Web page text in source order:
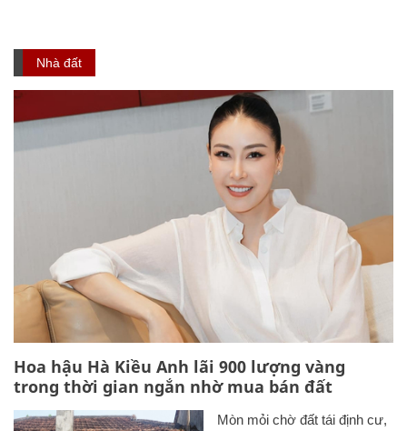
Nhà đất
Hoa hậu Hà Kiều Anh lãi 900 lượng vàng
trong thời gian ngắn nhờ mua bán đất
Mòn mỏi chờ đất tái định cư,